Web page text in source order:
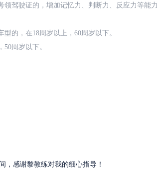
驾驶证的，增加记忆力、判断力、反应力等能力
的，在18周岁以上，60周岁以下。
周岁以下。
，感谢黎教练对我的细心指导！